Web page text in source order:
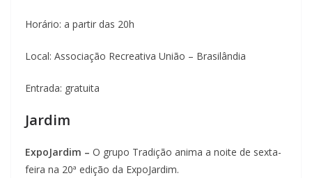
Horário: a partir das 20h
Local: Associação Recreativa União – Brasilândia
Entrada: gratuita
Jardim
ExpoJardim – O grupo Tradição anima a noite de sexta-
feira na 20ª edição da ExpoJardim.